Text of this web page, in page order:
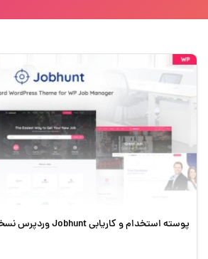
پوسته استخدام و کاریابی Jobhunt وردپرس نسخه 1.2.7